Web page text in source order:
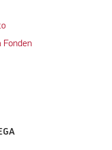
Fonden